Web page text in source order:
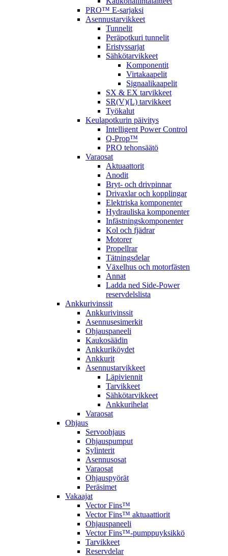
PRO™ E-sarjaksi
Asennustarvikkeet
Tunnelit
Peräpotkuri tunnelit
Eristyssarjat
Sähkötarvikkeet
Komponentit
Virtakaapelit
Signaalikaapelit
SX & EX tarvikkeet
SR(V)(L) tarvikkeet
Työkalut
Keulapotkurin päivitys
Intelligent Power Control
Q-Prop™
PRO tehonsäätö
Varaosat
Aktuaattorit
Anodit
Bryt- och drivpinnar
Drivaxlar och kopplingar
Elektriska komponenter
Hydrauliska komponenter
Infästningskomponenter
Kol och fjädrar
Motorer
Propellrar
Tätningsdelar
Växelhus och motorfästen
Annat
Ladda ned Side-Power
reservdelslista
Ankkurivinssit
Ankkurivinssit
Asennusesimerkit
Ohjauspaneeli
Kaukosäädin
Ankkuriköydet
Ankkurit
Asennustarvikkeet
Läpiviennit
Tarvikkeet
Sähkötarvikkeet
Ankkurihelat
Varaosat
Ohjaus
Servoohjaus
Ohjauspumput
Sylinterit
Asennusosat
Varaosat
Ohjauspyörät
Peräsimet
Vakaajat
Vector Fins™
Vector Fins™ aktuaattiorit
Ohjauspaneeli
Vector Fins™-pumppuyksikkö
Tarvikkeet
Reservdelar